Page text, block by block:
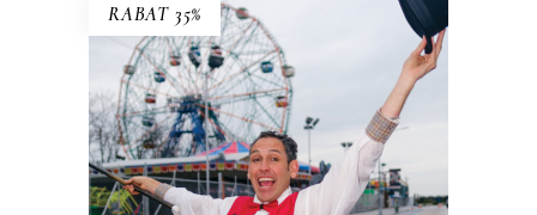
RABAT 35%
WSZYSCY JESTEŚMY DZIWNI.
OPOWIEŚCI Z CONEY ISLAND
Coney Island – dzielnica Nowego Jorku,